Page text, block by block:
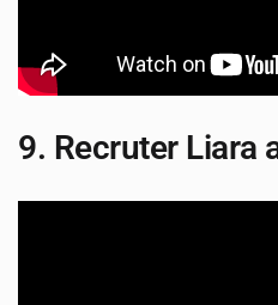
9. Recruter Liara